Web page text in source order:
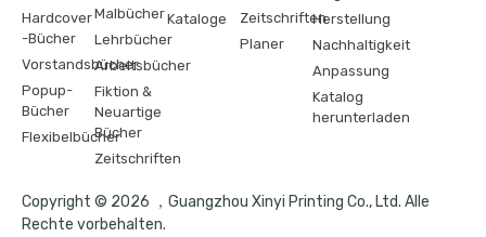
Hardcover
-Bücher
Vorstandsbücher
Popup-
Bücher
Flexibelbücher
Malbücher
Lehrbücher
Arbeitsbücher
Fiktion &
Neuartige
Bücher
Zeitschriften
Kataloge
Zeitschriften
Planer
Herstellung
Nachhaltigkeit
Anpassung
Katalog
herunterladen
Copyright © 2026 ，Guangzhou Xinyi Printing Co., Ltd. Alle
Rechte vorbehalten.